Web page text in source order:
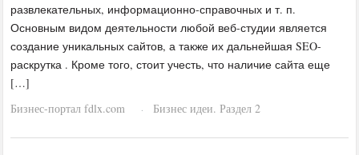
развлекательных, информационно-справочных и т. п.
Основным видом деятельности любой веб-студии является
создание уникальных сайтов, а также их дальнейшая SEO-
раскрутка . Кроме того, стоит учесть, что наличие сайта еще
[…]
Бизнес-портал fdlx.com
· Бизнес идеи. Раздел 2